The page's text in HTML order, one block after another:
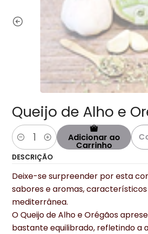
Queijo de Alho e
Quantidade Adicionar ao
Carrinho
DESCRIÇÃO
Deixe-se surpreender por esta
sabores e aromas,
mediterrânea.
O Queijo de Alho e Orégãos
bastante equilibrado, refletindo a